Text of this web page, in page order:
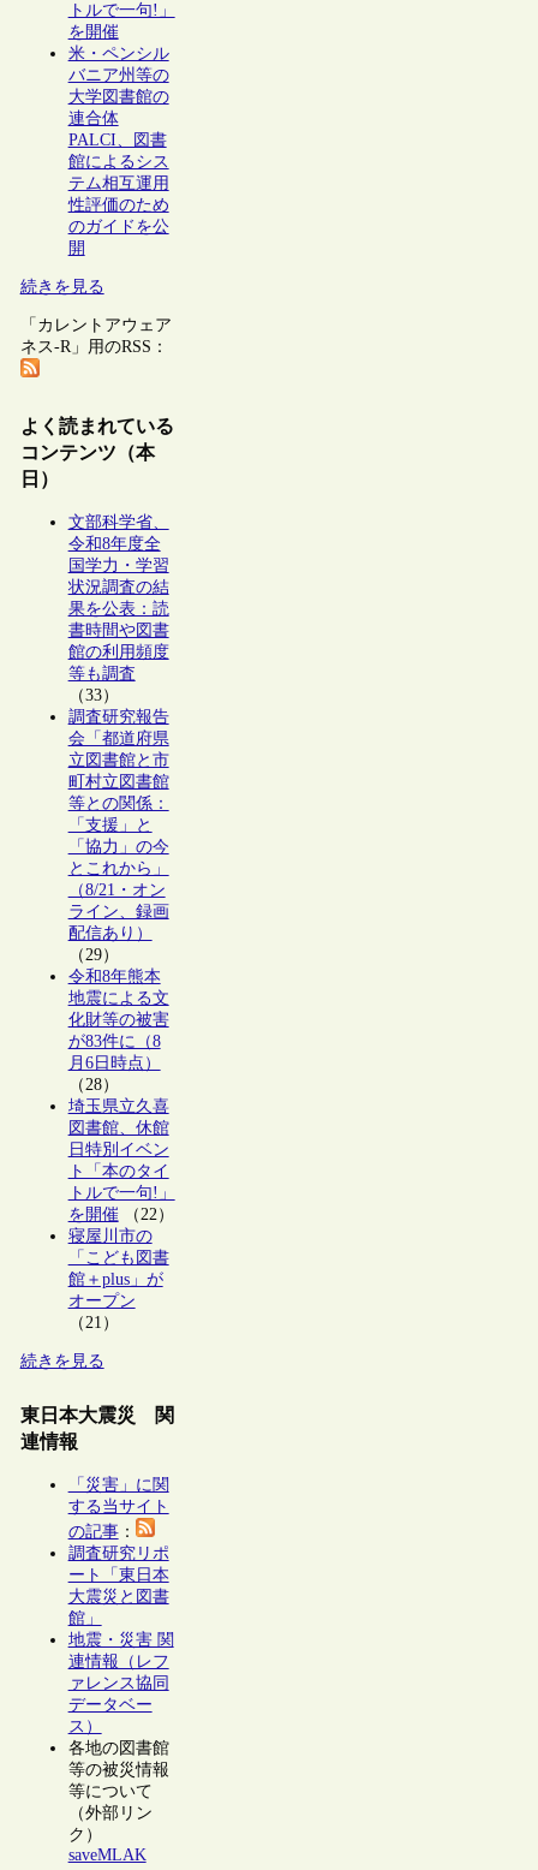
トルで一句!」
を開催
米・ペンシル
バニア州等の
大学図書館の
連合体
PALCI、図書
館によるシス
テム相互運用
性評価のため
のガイドを公
開
続きを見る
「カレントアウェア
ネス-R」用のRSS：
よく読まれている
コンテンツ（本
日）
文部科学省、
令和8年度全
国学力・学習
状況調査の結
果を公表：読
書時間や図書
館の利用頻度
等も調査
（33）
調査研究報告
会「都道府県
立図書館と市
町村立図書館
等との関係：
「支援」と
「協力」の今
とこれから」
（8/21・オン
ライン、録画
配信あり）
（29）
令和8年熊本
地震による文
化財等の被害
が83件に（8
月6日時点）
（28）
埼玉県立久喜
図書館、休館
日特別イベン
ト「本のタイ
トルで一句!」
を開催（22）
寝屋川市の
「こども図書
館＋plus」が
オープン
（21）
続きを見る
東日本大震災 関
連情報
「災害」に関
する当サイト
の記事：
調査研究リポ
ート「東日本
大震災と図書
館」
地震・災害 関
連情報（レフ
ァレンス協同
データベー
ス）
各地の図書館
等の被災情報
等について
（外部リン
ク）
saveMLAK